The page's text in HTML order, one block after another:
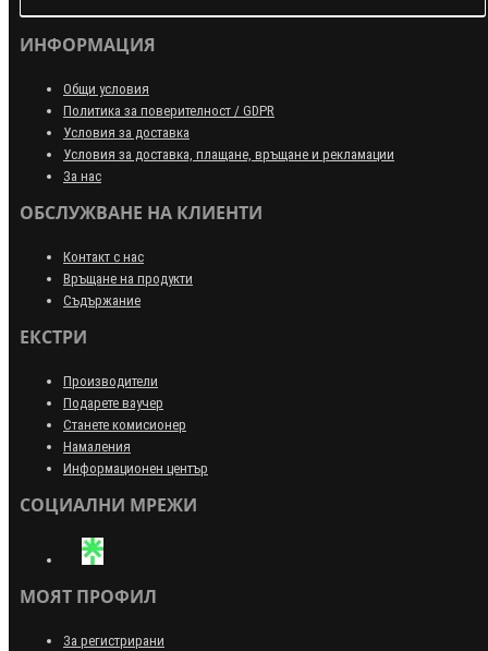
ИНФОРМАЦИЯ
Общи условия
Политика за поверителност / GDPR
Условия за доставка
Условия за доставка, плащане, връщане и рекламации
За нас
ОБСЛУЖВАНЕ НА КЛИЕНТИ
Контакт с нас
Връщане на продукти
Съдържание
ЕКСТРИ
Производители
Подарете ваучер
Станете комисионер
Намаления
Информационен център
СОЦИАЛНИ МРЕЖИ
МОЯТ ПРОФИЛ
За регистрирани